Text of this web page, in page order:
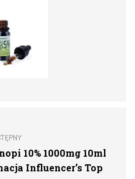
10% 1000mg 10ml
Influencer’s Top